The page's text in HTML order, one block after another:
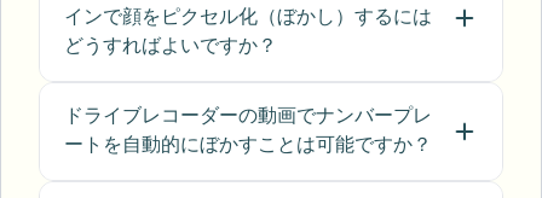
I've used many blur filters, but the adaptive
face and plate blur here are the most natural-
privacy matters."
LT
インで顔をピクセル化（ぼかし）するには
どうすればよいですか？
ドライブレコーダーの動画でナンバープレ
ートを自動的にぼかすことは可能ですか？